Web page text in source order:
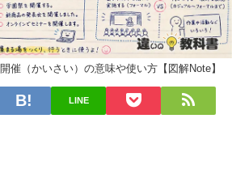
開催（かいさい）の意味や使い方【図解Note】
LINE